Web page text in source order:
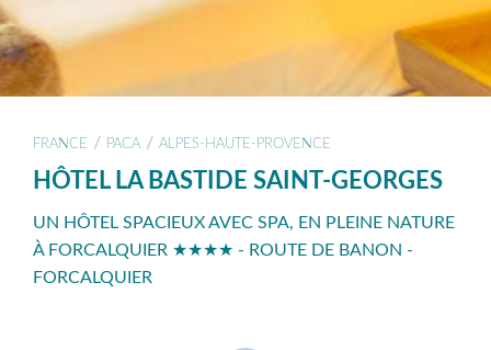
FRANCE / PACA / ALPES-HAUTE-PROVENCE
HÔTEL LA BASTIDE SAINT-GEORGES
UN HÔTEL SPACIEUX AVEC SPA, EN PLEINE NATURE
À FORCALQUIER ★★★★ - ROUTE DE BANON -
FORCALQUIER